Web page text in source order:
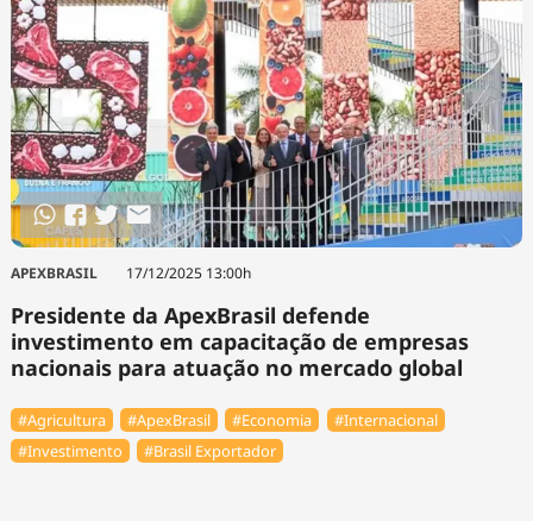
APEXBRASIL 17/12/2025 13:00h
Presidente da ApexBrasil defende
investimento em capacitação de empresas
nacionais para atuação no mercado global
#Agricultura #ApexBrasil #Economia
#Internacional
#Investimento
#Brasil Exportador